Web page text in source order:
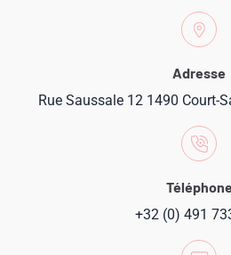
Adresse
Rue Saussale 12 1490 Court-
Téléphone
+32 (0) 491